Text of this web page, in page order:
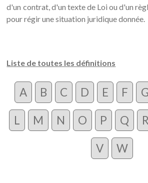
d'un contrat, d'un texte de Loi ou d'un
pour régir une situation juridique donnée.
Liste de toutes les définitions
A B C D E F G
L M N O P Q R
V W